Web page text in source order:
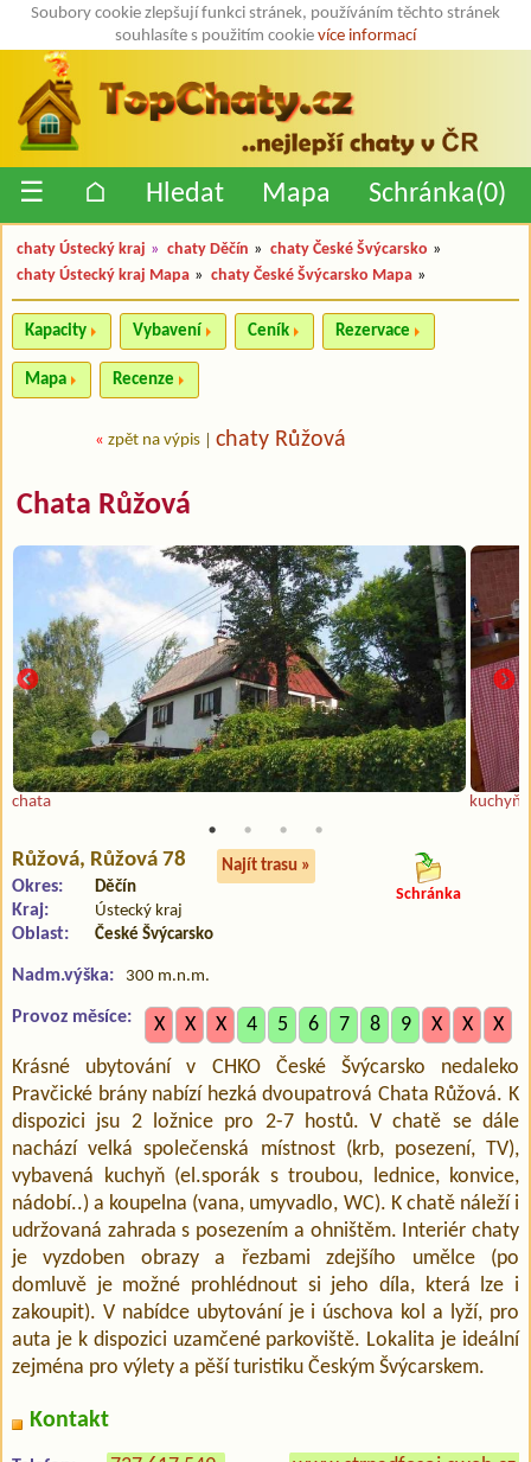
Soubory cookie zlepšují funkci stránek, používáním těchto stránek
souhlasíte s použitím cookie více informací
☰ ⌂ Hledat Mapa Schránka(0)
chaty Ústecký kraj » chaty Děčín » chaty České Švýcarsko »
chaty Ústecký kraj Mapa » chaty České Švýcarsko Mapa »
Kapacity Vybavení Ceník Rezervace
Mapa Recenze
« zpět na výpis chaty Růžová
Chata Růžová
chata kuchyň
Růžová, Růžová 78 Najít trasu »
Okres: Děčín
Kraj: Ústecký kraj
Oblast: České Švýcarsko
Nadm.výška: 300 m.n.m.
Schránka
Provoz měsíce: X X X 4 5 6 7 8 9 X X
X
Krásné ubytování v CHKO České Švýcarsko nedaleko
Pravčické brány nabízí hezká dvoupatrová Chata Růžová. K
dispozici jsu 2 ložnice pro 2-7 hostů. V chatě se dále
nachází velká společenská místnost (krb, posezení, TV),
vybavená kuchyň (el.sporák s troubou, lednice, konvice,
nádobí..) a koupelna (vana, umyvadlo, WC). K chatě náleží i
udržovaná zahrada s posezením a ohništěm. Interiér chaty
je vyzdoben obrazy a řezbami zdejšího umělce (po
domluvě je možné prohlédnout si jeho díla, která lze i
zakoupit). V nabídce ubytování je i úschova kol a lyží, pro
auta je k dispozici uzamčené parkoviště. Lokalita je ideální
zejména pro výlety a pěší turistiku Českým Švýcarskem.
Kontakt